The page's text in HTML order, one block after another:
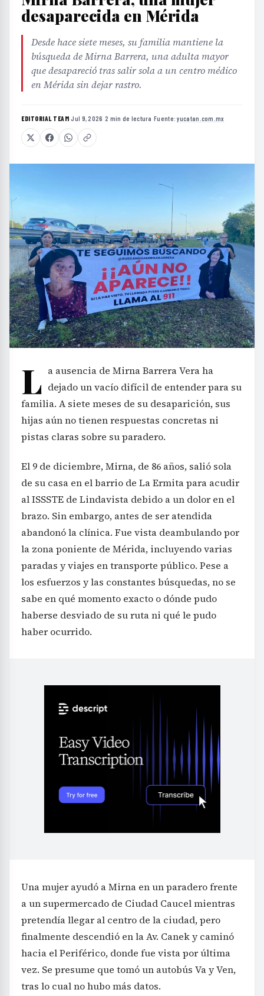
desaparecida en Mérida
Desde hace siete meses, su familia mantiene la
búsqueda de Mirna Barrera, una adulta mayor
que desapareció tras salir sola a un centro médico
en Mérida sin dejar rastro.
EDITORIAL TEAM·Jul 9, 2026 ·2 min de lectura ·Fuente:yucatan.com.mx
L a ausencia de Mirna Barrera Vera ha
dejado un vacío difícil de entender para su
familia. A siete meses de su desaparición, sus
hijas aún no tienen respuestas concretas ni
pistas claras sobre su paradero.
El 9 de diciembre, Mirna, de 86 años, salió sola
de su casa en el barrio de La Ermita para acudir
al ISSSTE de Lindavista debido a un dolor en el
brazo. Sin embargo, antes de ser atendida
abandonó la clínica. Fue vista deambulando por
la zona poniente de Mérida, incluyendo varias
paradas y viajes en transporte público. Pese a
los esfuerzos y las constantes búsquedas, no se
sabe en qué momento exacto o dónde pudo
haberse desviado de su ruta ni qué le pudo
haber ocurrido.
Una mujer ayudó a Mirna en un paradero frente
a un supermercado de Ciudad Caucel mientras
pretendía llegar al centro de la ciudad, pero
finalmente descendió en la Av. Canek y caminó
hacia el Periférico, donde fue vista por última
vez. Se presume que tomó un autobús Va y Ven,
tras lo cual no hubo más datos.